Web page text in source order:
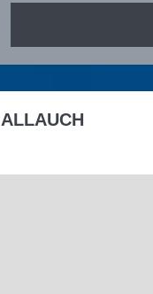
ALLAUCH